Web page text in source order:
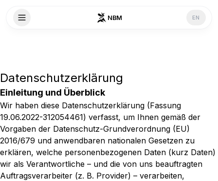
NBM EN
Datenschutzerklärung
Einleitung und Überblick
Wir haben diese Datenschutzerklärung (Fassung
19.06.2022-312054461) verfasst, um Ihnen gemäß der
Vorgaben der Datenschutz-Grundverordnung (EU)
2016/679 und anwendbaren nationalen Gesetzen zu
erklären, welche personenbezogenen Daten (kurz Daten)
wir als Verantwortliche – und die von uns beauftragten
Auftragsverarbeiter (z. B. Provider) – verarbeiten,